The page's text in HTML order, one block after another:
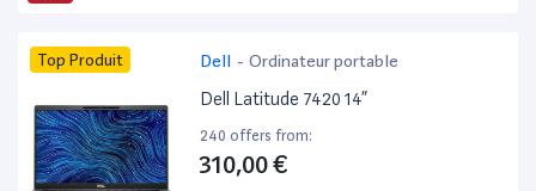
Top Produit Dell - Ordinateur portable
Dell Latitude 7420 14”
240 offers from:
310,00 €